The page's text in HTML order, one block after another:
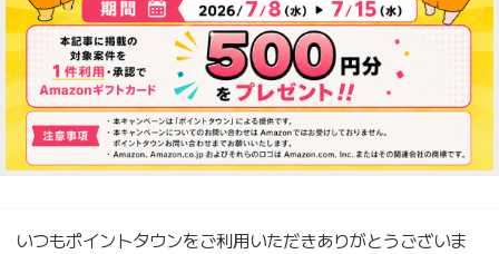
いつもポイントタウンをご利用いただきありがとうございま